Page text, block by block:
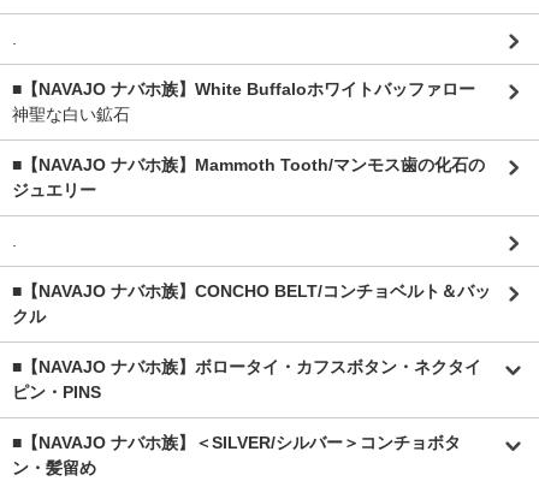
.
■【NAVAJO ナバホ族】White Buffaloホワイトバッファロー
神聖な白い鉱石
■【NAVAJO ナバホ族】Mammoth Tooth/マンモス歯の化石の
ジュエリー
.
■【NAVAJO ナバホ族】CONCHO BELT/コンチョベルト＆バッ
クル
■【NAVAJO ナバホ族】ボロータイ・カフスボタン・ネクタイ
ピン・PINS
■【NAVAJO ナバホ族】＜SILVER/シルバー＞コンチョボタ
ン・髪留め